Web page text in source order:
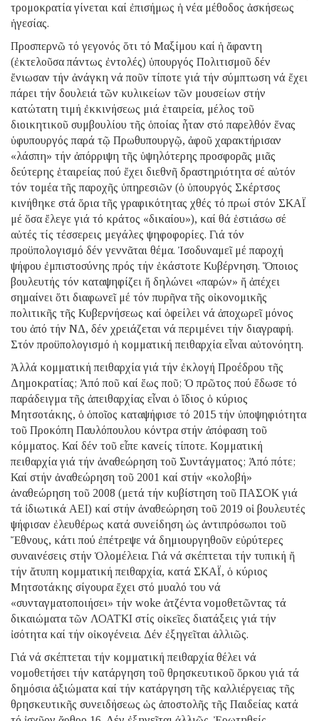
τρομοκρατία γίνεται καί ἐπισήμως ἡ νέα μέθοδος ἀσκήσεως
ἡγεσίας.
Προσπερνῶ τό γεγονός ὅτι τό Μαξίμου καί ἡ ἄφαντη
(ἐκτελοῦσα πάντως ἐντολές) ὑπουργός Πολιτισμοῦ δέν
ἔνιωσαν τήν ἀνάγκη νά ποῦν τίποτε γιά τήν σύμπτωση νά ἔχει
πάρει τήν δουλειά τῶν κυλικείων τῶν μουσείων στήν
κατώτατη τιμή ἐκκινήσεως μιά ἑταιρεία, μέλος τοῦ
διοικητικοῦ συμβουλίου τῆς ὁποίας ἦταν στό παρελθόν ἕνας
ὑφυπουργός παρά τῷ Πρωθυπουργῷ, ἀφοῦ χαρακτήρισαν
«λάσπη» τήν ἀπόρριψη τῆς ὑψηλότερης προσφορᾶς μιᾶς
δεύτερης ἑταιρείας πού ἔχει διεθνῆ δραστηριότητα σέ αὐτόν
τόν τομέα τῆς παροχῆς ὑπηρεσιῶν (ὁ ὑπουργός Σκέρτσος
κινήθηκε στά ὅρια τῆς γραφικότητας χθές τό πρωί στόν ΣΚΑΪ
μέ ὅσα ἔλεγε γιά τό κράτος «δικαίου»), καί θά ἑστιάσω σέ
αὐτές τίς τέσσερεις μεγάλες ψηφοφορίες. Γιά τόν
προϋπολογισμό δέν γεννᾶται θέμα. Ἰσοδυναμεῖ μέ παροχή
ψήφου ἐμπιστοσύνης πρός τήν ἑκάστοτε Κυβέρνηση. Ὅποιος
βουλευτής τόν καταψηφίζει ἤ δηλώνει «παρών» ἤ ἀπέχει
σημαίνει ὅτι διαφωνεῖ μέ τόν πυρῆνα τῆς οἰκονομικῆς
πολιτικῆς τῆς Κυβερνήσεως καί ὀφείλει νά ἀποχωρεῖ μόνος
του ἀπό τήν ΝΔ, δέν χρειάζεται νά περιμένει τήν διαγραφή.
Στόν προϋπολογισμό ἡ κομματική πειθαρχία εἶναι αὐτονόητη.
Ἀλλά κομματική πειθαρχία γιά τήν ἐκλογή Προέδρου τῆς
Δημοκρατίας; Ἀπό ποῦ καί ἕως ποῦ; Ὁ πρῶτος πού ἔδωσε τό
παράδειγμα τῆς ἀπειθαρχίας εἶναι ὁ ἴδιος ὁ κύριος
Μητσοτάκης, ὁ ὁποῖος καταψήφισε τό 2015 τήν ὑποψηφιότητα
τοῦ Προκόπη Παυλόπουλου κόντρα στήν ἀπόφαση τοῦ
κόμματος. Καί δέν τοῦ εἶπε κανείς τίποτε. Κομματική
πειθαρχία γιά τήν ἀναθεώρηση τοῦ Συντάγματος; Ἀπό πότε;
Καί στήν ἀναθεώρηση τοῦ 2001 καί στήν «κολοβή»
ἀναθεώρηση τοῦ 2008 (μετά τήν κυβίστηση τοῦ ΠΑΣΟΚ γιά
τά ἰδιωτικά ΑΕΙ) καί στήν ἀναθεώρηση τοῦ 2019 οἱ βουλευτές
ψήφισαν ἐλευθέρως κατά συνείδηση ὡς ἀντιπρόσωποι τοῦ
Ἔθνους, κάτι πού ἐπέτρεψε νά δημιουργηθοῦν εὐρύτερες
συναινέσεις στήν Ὁλομέλεια. Γιά νά σκέπτεται τήν τυπική ἤ
τήν ἄτυπη κομματική πειθαρχία, κατά ΣΚΑΪ, ὁ κύριος
Μητσοτάκης σίγουρα ἔχει στό μυαλό του νά
«συνταγματοποιήσει» τήν woke ἀτζέντα νομοθετῶντας τά
δικαιώματα τῶν ΛΟΑΤΚΙ στίς οἰκεῖες διατάξεις γιά τήν
ἰσότητα καί τήν οἰκογένεια. Δέν ἐξηγεῖται ἀλλιῶς.
Γιά νά σκέπτεται τήν κομματική πειθαρχία θέλει νά
νομοθετήσει τήν κατάργηση τοῦ θρησκευτικοῦ ὅρκου γιά τά
δημόσια ἀξιώματα καί τήν κατάργηση τῆς καλλιέργειας τῆς
θρησκευτικῆς συνειδήσεως ὡς ἀποστολῆς τῆς Παιδείας κατά